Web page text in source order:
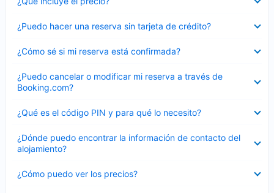
cerrado
¿Puedo hacer una reserva sin tarjeta de crédito?
cerrado
¿Cómo sé si mi reserva está confirmada?
cerrado
¿Puedo cancelar o modificar mi reserva a través de
Booking.com?
cerrado
¿Qué es el código PIN y para qué lo necesito?
cerrado
¿Dónde puedo encontrar la información de contacto del
alojamiento?
cerrado
¿Cómo puedo ver los precios?
cerrado